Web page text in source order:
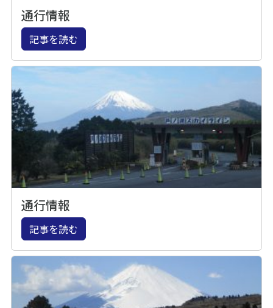
通行情報
記事を読む
通行情報
記事を読む